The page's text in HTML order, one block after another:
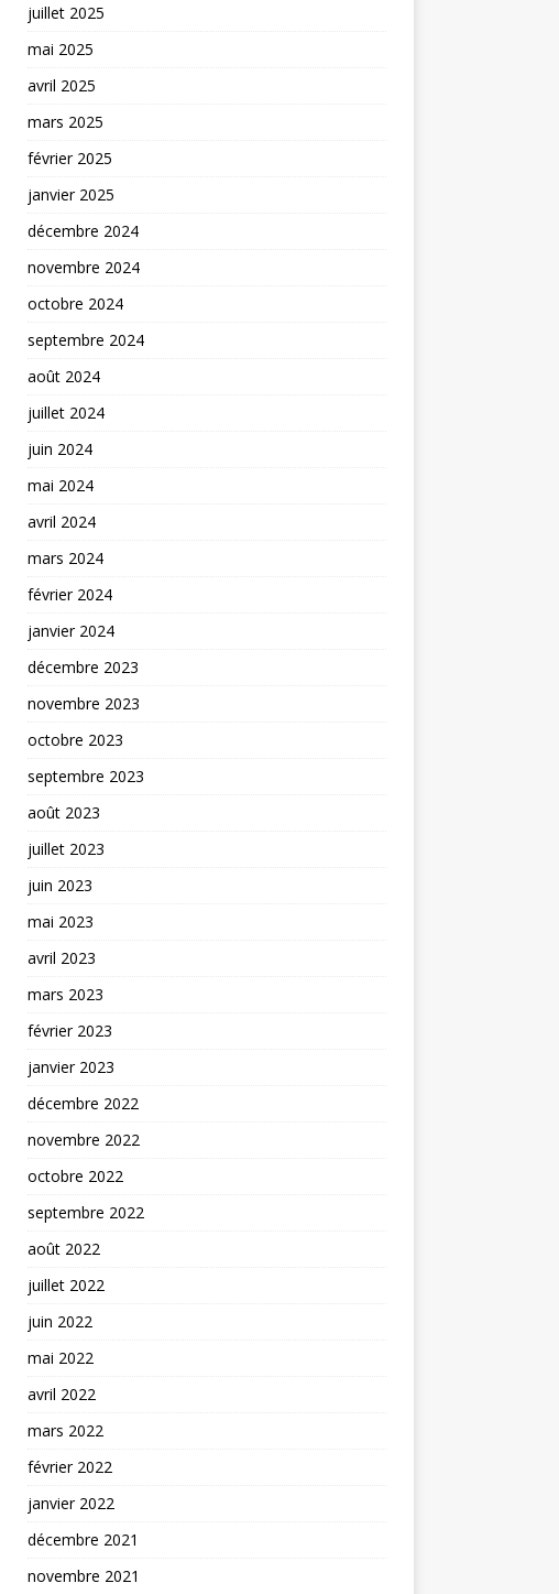
juillet 2025
mai 2025
avril 2025
mars 2025
février 2025
janvier 2025
décembre 2024
novembre 2024
octobre 2024
septembre 2024
août 2024
juillet 2024
juin 2024
mai 2024
avril 2024
mars 2024
février 2024
janvier 2024
décembre 2023
novembre 2023
octobre 2023
septembre 2023
août 2023
juillet 2023
juin 2023
mai 2023
avril 2023
mars 2023
février 2023
janvier 2023
décembre 2022
novembre 2022
octobre 2022
septembre 2022
août 2022
juillet 2022
juin 2022
mai 2022
avril 2022
mars 2022
février 2022
janvier 2022
décembre 2021
novembre 2021